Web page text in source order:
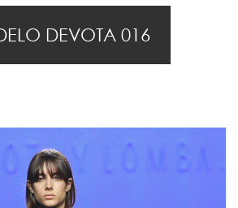
DEVOTA 016